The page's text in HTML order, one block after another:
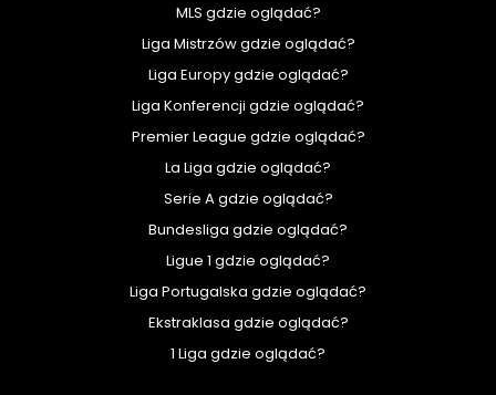
MLS gdzie oglądać?
Liga Mistrzów gdzie oglądać?
Liga Europy gdzie oglądać?
Liga Konferencji gdzie oglądać?
Premier League gdzie oglądać?
La Liga gdzie oglądać?
Serie A gdzie oglądać?
Bundesliga gdzie oglądać?
Ligue 1 gdzie oglądać?
Liga Portugalska gdzie oglądać?
Ekstraklasa gdzie oglądać?
1 Liga gdzie oglądać?